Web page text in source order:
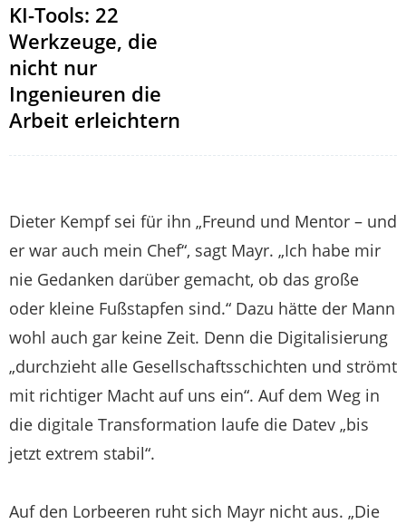
KI-Tools: 22
Werkzeuge, die
nicht nur
Ingenieuren die
Arbeit erleichtern
Dieter Kempf sei für ihn „Freund und Mentor – und
er war auch mein Chef“, sagt Mayr. „Ich habe mir
nie Gedanken darüber gemacht, ob das große
oder kleine Fußstapfen sind.“ Dazu hätte der Mann
wohl auch gar keine Zeit. Denn die Digitalisierung
„durchzieht alle Gesellschaftsschichten und strömt
mit richtiger Macht auf uns ein“. Auf dem Weg in
die digitale Transformation laufe die Datev „bis
jetzt extrem stabil“.
Auf den Lorbeeren ruht sich Mayr nicht aus. „Die